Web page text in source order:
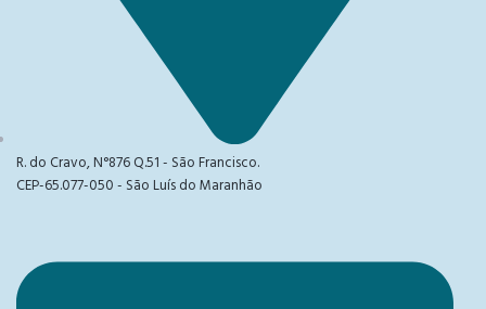
R. do Cravo, N°876 Q.51 - São Francisco.
CEP-65.077-050 - São Luís do Maranhão